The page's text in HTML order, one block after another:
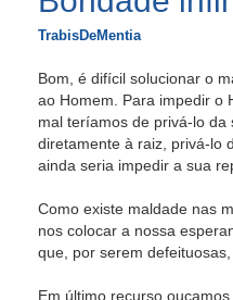
TrabisDeMentia
Bom, é difícil solucionar o
ao Homem. Para impedir o
mal teríamos de privá-lo da
diretamente à raiz, privá-lo
ainda seria impedir a sua
Como existe maldade nas
nos colocar a nossa
que, por serem
Em último recurso ouçamos